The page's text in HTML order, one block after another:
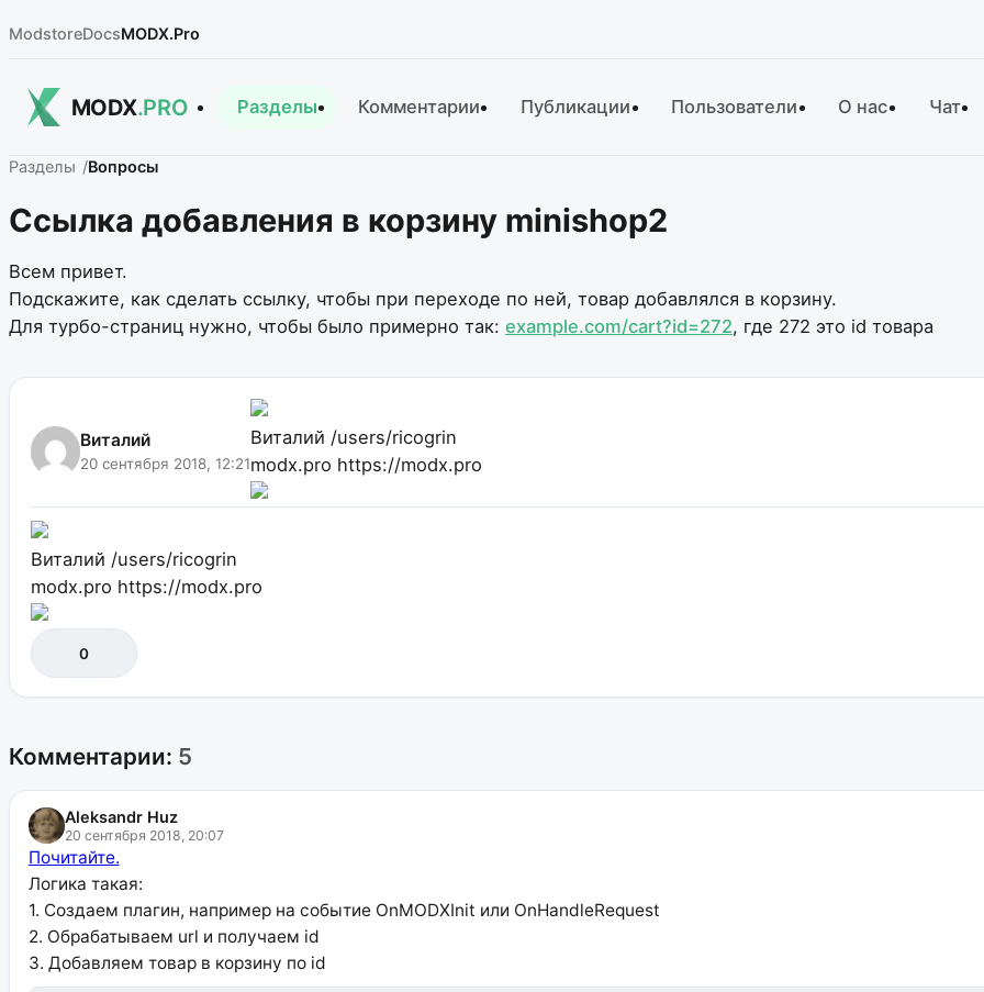
ModstoreDocsMODX.Pro
MODX.PRO Разделы Комментарии Публикации Пользователи О нас Чат
Разделы Вопросы
Ссылка добавления в корзину minishop2
Всем привет.
Подскажите, как сделать ссылку, чтобы при переходе по ней, товар добавлялся в корзину.
Для турбо-страниц нужно, чтобы было примерно так: example.com/cart?id=272, где 272 это id товара
Виталий
20 сентября 2018, 12:21
Виталий /users/ricogrin
modx.pro https://modx.pro
Виталий /users/ricogrin
modx.pro https://modx.pro
0
Комментарии: 5
Aleksandr Huz
20 сентября 2018, 20:07
Почитайте.
Логика такая:
1. Создаем плагин, например на событие OnMODXInit или OnHandleRequest
2. Обрабатываем url и получаем id
3. Добавляем товар в корзину по id